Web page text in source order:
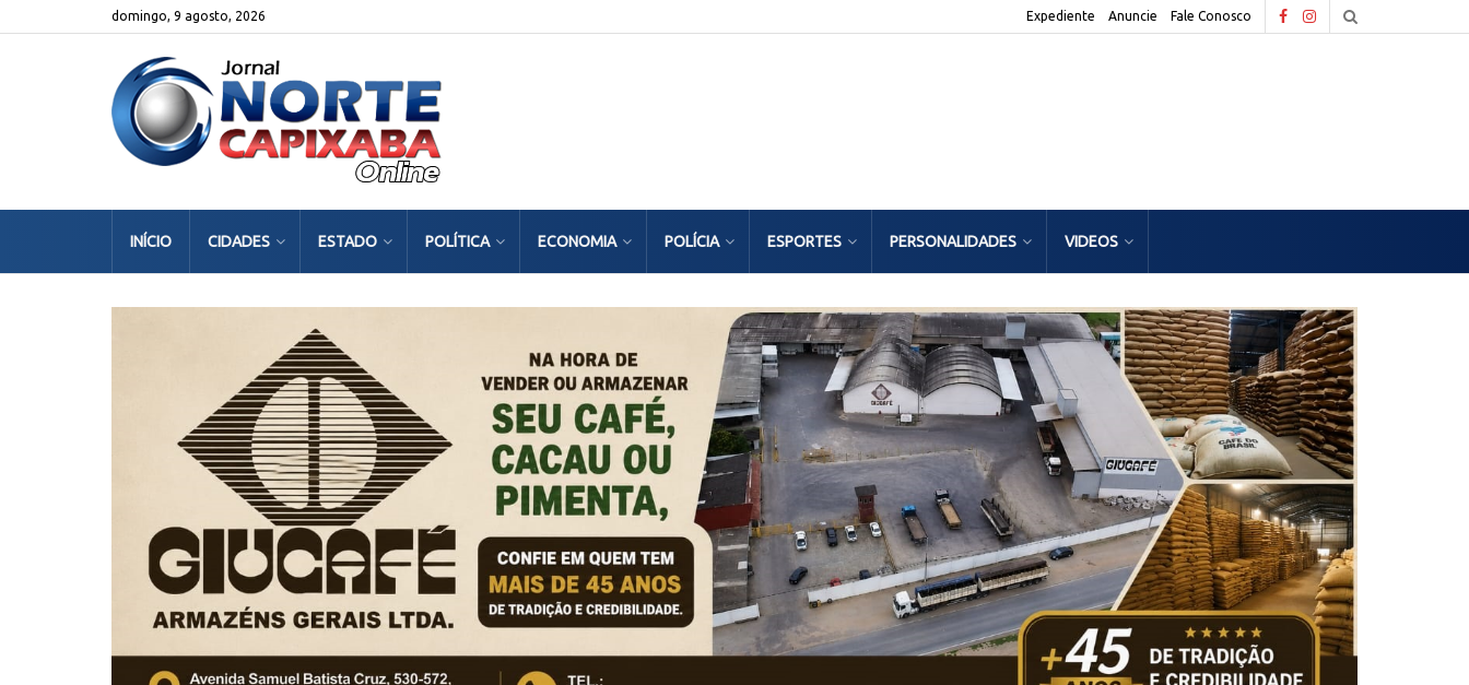
domingo, 9 agosto, 2026 Expediente Anuncie Fale Conosco
INÍCIO CIDADES ESTADO POLÍTICA ECONOMIA POLÍCIA ESPORTES PERSONALIDADES VIDEOS